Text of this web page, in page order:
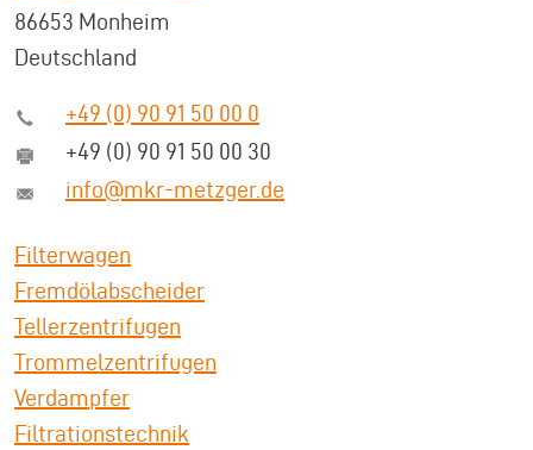
86653 Monheim
Deutschland
+49 (0) 90 91 50 00 0
+49 (0) 90 91 50 00 30
info@mkr-metzger.de
Filterwagen
Fremdölabscheider
Tellerzentrifugen
Trommelzentrifugen
Verdampfer
Filtrationstechnik